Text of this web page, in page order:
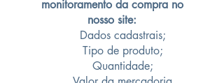
monitoramento da compra no
nosso site:
Dados cadastrais;
Tipo de produto;
Quantidade;